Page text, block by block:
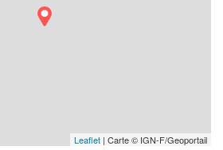
Leaflet | Carte © IGN-F/Geoportail